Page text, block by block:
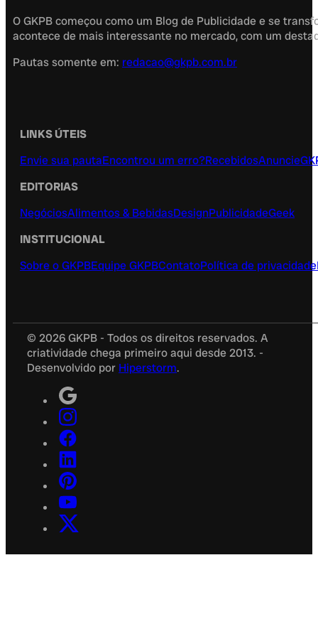
O GKPB começou como um Blog de Publicidade e se
acontece de mais interessante no mercado, com um
Pautas somente em: redacao@gkpb.com.br
LINKS ÚTEIS
Envie sua pautaEncontrou um erro?RecebidosAnuncie
EDITORIAS
NegóciosAlimentos & BebidasDesignPublicidadeGeek
INSTITUCIONAL
Sobre o GKPBEquipe GKPBContatoPolítica de privacidade
© 2026 GKPB - Todos os direitos reservados. A
criatividade chega primeiro aqui desde 2013. -
Desenvolvido por Hiperstorm.